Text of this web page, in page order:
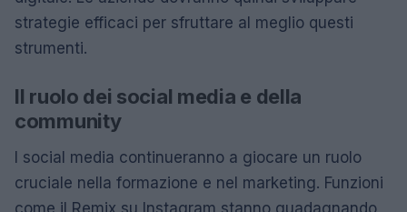
strategie efficaci per sfruttare al meglio questi
strumenti.
Il ruolo dei social media e della
community
I social media continueranno a giocare un ruolo
cruciale nella formazione e nel marketing. Funzioni
come il Remix su Instagram stanno guadagnando